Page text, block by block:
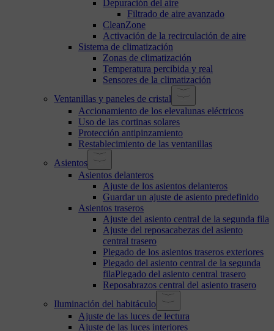
Depuración del aire
Filtrado de aire avanzado
CleanZone
Activación de la recirculación de aire
Sistema de climatización
Zonas de climatización
Temperatura percibida y real
Sensores de la climatización
Ventanillas y paneles de cristal
Accionamiento de los elevalunas eléctricos
Uso de las cortinas solares
Protección antipinzamiento
Restablecimiento de las ventanillas
Asientos
Asientos delanteros
Ajuste de los asientos delanteros
Guardar un ajuste de asiento predefinido
Asientos traseros
Ajuste del asiento central de la segunda fila
Ajuste del reposacabezas del asiento
central trasero
Plegado de los asientos traseros exteriores
Plegado del asiento central de la segunda
filaPlegado del asiento central trasero
Reposabrazos central del asiento trasero
Iluminación del habitáculo
Ajuste de las luces de lectura
Ajuste de las luces interiores